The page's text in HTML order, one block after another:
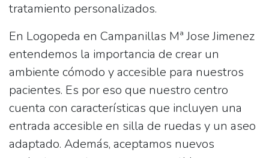
tratamiento personalizados.
En Logopeda en Campanillas Mª Jose Jimenez
entendemos la importancia de crear un
ambiente cómodo y accesible para nuestros
pacientes. Es por eso que nuestro centro
cuenta con características que incluyen una
entrada accesible en silla de ruedas y un aseo
adaptado. Además, aceptamos nuevos